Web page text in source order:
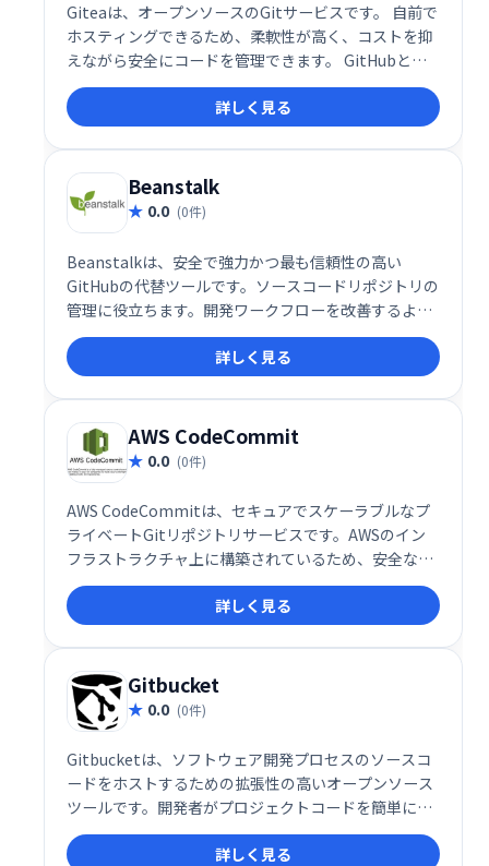
Giteaは、オープンソースのGitサービスです。 自前で
ホスティングできるため、柔軟性が高く、コストを抑
えながら安全にコードを管理できます。 GitHubと似
たインターフェースで使いやすく、チーム開発や個人
開発の効率化に貢献します。 手軽に始められるため、
まずはお試しください。
詳しく見る
Beanstalk
0.0 (0件)
Beanstalkは、安全で強力かつ最も信頼性の高い
GitHubの代替ツールです。ソースコードリポジトリの
管理に役立ちます。開発ワークフローを改善するよう
に設計されています。
詳しく見る
AWS CodeCommit
0.0 (0件)
AWS CodeCommitは、セキュアでスケーラブルなプ
ライベートGitリポジトリサービスです。AWSのイン
フラストラクチャ上に構築されているため、安全なコ
ード管理とコラボレーションを実現します。チームで
のコード開発、バージョン管理、コードレビューを効
率化し、開発プロセス全体の改善を支援します。
詳しく見る
Gitbucket
0.0 (0件)
Gitbucketは、ソフトウェア開発プロセスのソースコ
ードをホストするための拡張性の高いオープンソース
ツールです。開発者がプロ​​ジェクトコードを簡単に管
理できる一連のツールと機能を提供します。
詳しく見る